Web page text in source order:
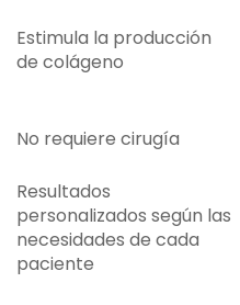
Estimula la producción
de colágeno
No requiere cirugía
Resultados
personalizados según las
necesidades de cada
paciente